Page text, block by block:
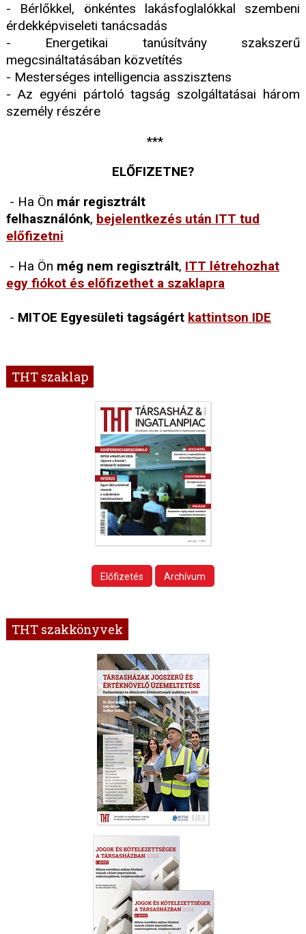
- Bérlőkkel, önkéntes lakásfoglalókkal szembeni
érdekképviseleti tanácsadás
- Energetikai tanúsítvány szakszerű
megcsináltatásában közvetítés
- Mesterséges intelligencia asszisztens
- Az egyéni pártoló tagság szolgáltatásai három
személy részére
***
ELŐFIZETNE?
- Ha Ön már regisztrált
felhasználónk, bejelentkezés után ITT tud
előfizetni
- Ha Ön még nem regisztrált, ITT létrehozhat
egy fiókot és előfizethet a szaklapra
- MITOE Egyesületi tagságért kattintson IDE
THT szaklap
Előfizetés Archívum
THT szakkönyvek